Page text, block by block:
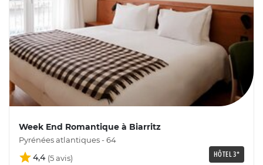
Week End Romantique à Biarritz
Pyrénées atlantiques - 64
4,4 HÔTEL 3*